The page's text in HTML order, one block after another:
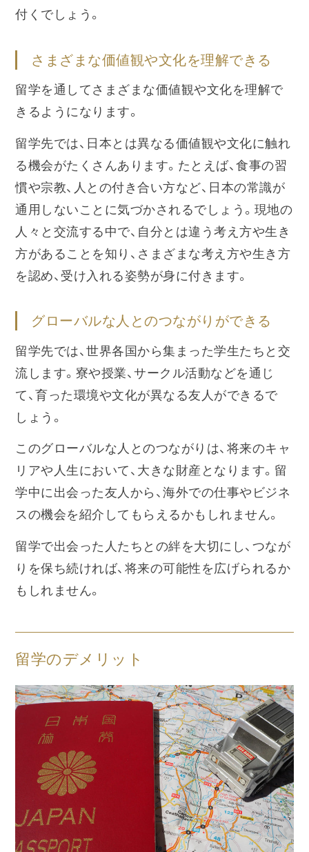
付くでしょう。
さまざまな価値観や文化を理解できる
留学を通してさまざまな価値観や文化を理解で
きるようになります。
留学先では、日本とは異なる価値観や文化に触れ
る機会がたくさんあります。たとえば、食事の習
慣や宗教、人との付き合い方など、日本の常識が
通用しないことに気づかされるでしょう。現地の
人々と交流する中で、自分とは違う考え方や生き
方があることを知り、さまざまな考え方や生き方
を認め、受け入れる姿勢が身に付きます。
グローバルな人とのつながりができる
留学先では、世界各国から集まった学生たちと交
流します。寮や授業、サークル活動などを通じ
て、育った環境や文化が異なる友人ができるで
しょう。
このグローバルな人とのつながりは、将来のキャ
リアや人生において、大きな財産となります。留
学中に出会った友人から、海外での仕事やビジネ
スの機会を紹介してもらえるかもしれません。
留学で出会った人たちとの絆を大切にし、つなが
りを保ち続ければ、将来の可能性を広げられるか
もしれません。
留学のデメリット